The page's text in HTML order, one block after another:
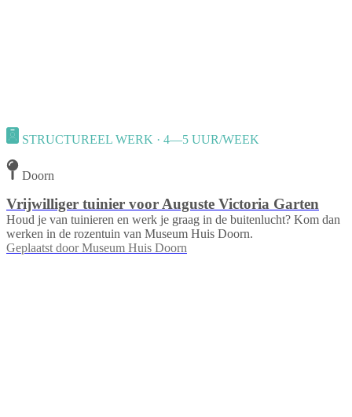
STRUCTUREEL WERK · 4—5 UUR/WEEK
Doorn
Vrijwilliger tuinier voor Auguste Victoria Garten
Houd je van tuinieren en werk je graag in de buitenlucht? Kom dan
werken in de rozentuin van Museum Huis Doorn.
Geplaatst door Museum Huis Doorn